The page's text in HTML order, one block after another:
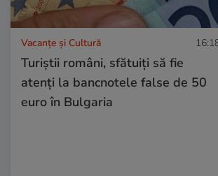
Vacanțe și Cultură
Turiștii români, sfătuiți să fie
atenți la bancnotele false de 50
euro în Bulgaria